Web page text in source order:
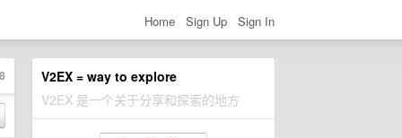
Home Sign Up Sign In
V2EX = way to explore
V2EX 是一个关于分享和探索的地方